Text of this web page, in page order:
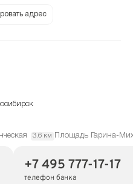
адрес
3.6 км Площадь Гарина-
+7 495 777-17-17
телефон банка